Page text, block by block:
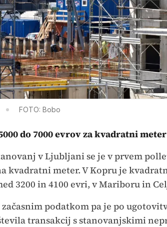
FOTO: Bobo
do 7000 evrov za kvadratni meter
v Ljubljani se je v prvem
kvadratni meter. V Kopru je
3200 in 4100 evri, v Mariboru in
začasnim podatkom pa je po
transakcij s stanovanjskimi